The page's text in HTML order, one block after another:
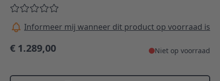
Informeer mij wanneer dit product op voorraad is
€ 1.289,00 Niet op voorraad